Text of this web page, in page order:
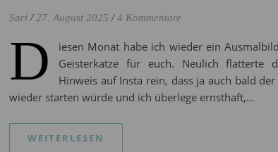
Sari / 27. August 2025 / 4 Kommentare
D
iesen Monat habe ich wieder ein
Geisterkatze für euch. Neulich flatterte
Hinweis auf Insta rein, dass ja auch bald
wieder starten würde und ich überlege ernsthaft,…
WEITERLESEN